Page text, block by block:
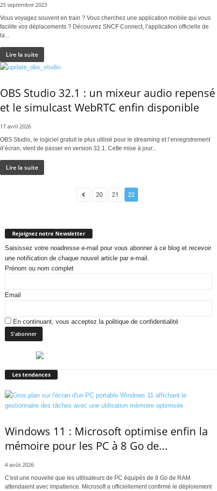
25 septembre 2023
Vous voyagez souvent en train ? Vous cherchez une application mobile qui vous
facilite vos déplacements ? Découvrez SNCF Connect, l’application officielle de
la...
Lire la suite
OBS Studio 32.1 : un mixeur audio repensé
et le simulcast WebRTC enfin disponible
17 avril 2026
OBS Studio, le logiciel gratuit le plus utilisé pour le streaming et l’enregistrement
d’écran, vient de passer en version 32.1. Cette mise à jour...
Lire la suite
20 21 22
Rejoignez notre Newsletter
Saisissez votre noadresse e-mail pour vous abonner à ce blog et recevoir
une notification de chaque nouvel article par e-mail.
Prénom ou nom complet
Email
En continuant, vous acceptez la politique de confidentialité
Les tendances
Windows 11 : Microsoft optimise enfin la
mémoire pour les PC à 8 Go de...
4 août 2026
C'est une nouvelle que les utilisateurs de PC équipés de 8 Go de RAM
attendaient avec impatience. Microsoft a officiellement confirmé le déploiement